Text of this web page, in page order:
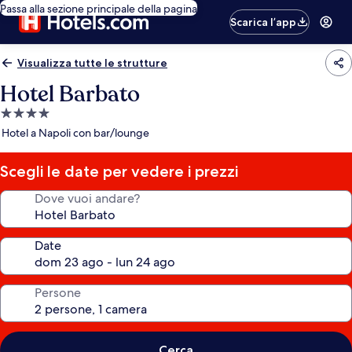
Passa alla sezione principale della pagina
Scarica l’app
Visualizza tutte le strutture
Hotel Barbato
Struttura
a
stelle
Hotel a Napoli con bar/lounge
Scegli le date per vedere i prezzi
Dove vuoi andare?
Date
Persone